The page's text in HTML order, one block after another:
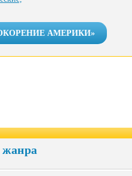
АМЕРИКИ»
жанра